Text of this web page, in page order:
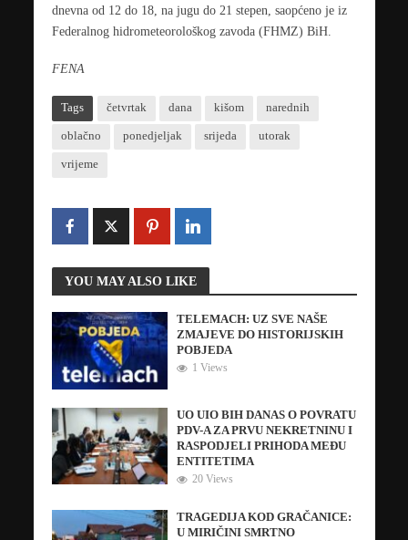
dnevna od 12 do 18, na jugu do 21 stepen, saopćeno je iz
Federalnog hidrometeorološkog zavoda (FHMZ) BiH.
FENA
Tags četvrtak dana kišom narednih
oblačno ponedjeljak srijeda utorak
vrijeme
YOU MAY ALSO LIKE
TELEMACH: UZ SVE NAŠE
ZMAJEVE DO HISTORIJSKIH
POBJEDA
1 Views
UO UIO BIH DANAS O POVRATU
PDV-A ZA PRVU NEKRETNINU I
RASPODJELI PRIHODA MEĐU
ENTITETIMA
20 Views
TRAGEDIJA KOD GRAČANICE:
U MIRIČINI SMRTNO